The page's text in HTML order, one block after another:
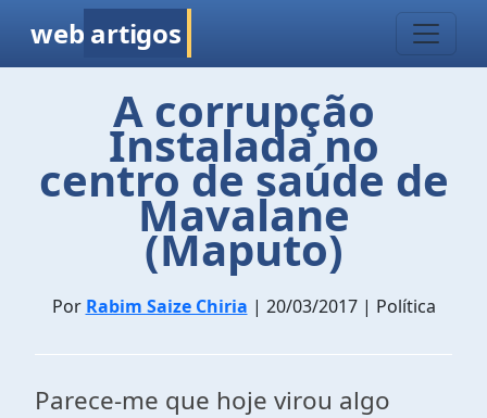
web artigos
A corrupção
Instalada no
centro de saúde de
Mavalane
(Maputo)
Por Rabim Saize Chiria | 20/03/2017 | Política
Parece-me que hoje virou algo